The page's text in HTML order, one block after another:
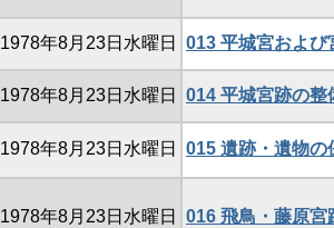
1978年8月23日水曜日 013 平城宮および
1978年8月23日水曜日 014 平城宮跡の整
1978年8月23日水曜日 015 遺跡・遺物の
1978年8月23日水曜日 016 飛鳥・藤原宮